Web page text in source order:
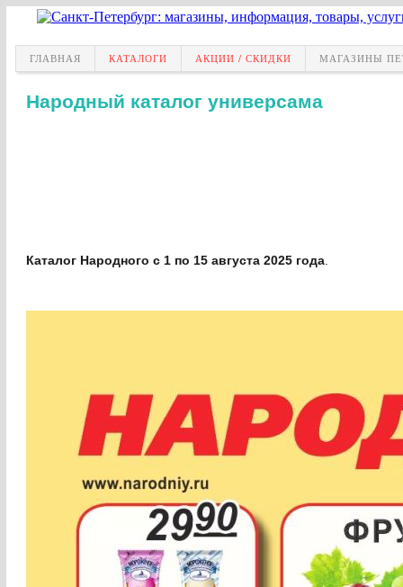
ГЛАВНАЯ КАТАЛОГИ АКЦИИ / СКИДКИ МАГАЗИНЫ
Народный каталог универсама
Каталог Народного с 1 по 15 августа 2025 года